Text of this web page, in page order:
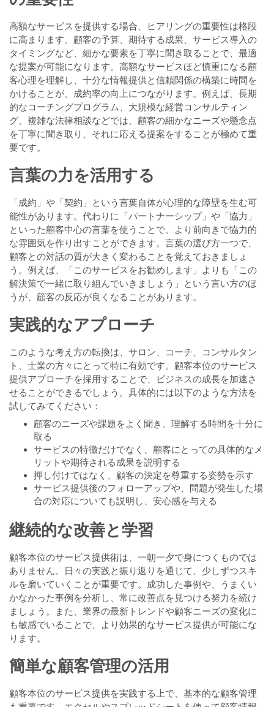
高額なサービスを提供する場合、ヒアリングの重要性は格段
に高まります。顧客の予算、期待する成果、サービス導入の
タイミングなど、細かな要素を丁寧に聞き取ることで、最適
な提案が可能になります。高額なサービスほど慎重になる顧
客心理を理解し、十分な情報提供と信頼関係の構築に時間を
かけることが、成約率の向上につながります。例えば、長期
的なコーチングプログラム、大規模な経営コンサルティン
グ、複雑な法律相談などでは、顧客の細かなニーズや懸念点
を丁寧に聞き取り、それに応える提案をすることが極めて重
要です。
言葉の力を活用する
「成約」や「契約」という言葉自体が心理的な障壁を生む可
能性があります。代わりに「パートナーシップ」や「協力」
といった顧客中心の言葉を使うことで、より前向きで協力的
な雰囲気を作り出すことができます。言葉の選び方一つで、
顧客との対話の質が大きく変わることを覚えておきましょ
う。例えば、「このサービスをお勧めします」よりも「この
解決策で一緒に取り組んでいきましょう」という言い方のほ
うが、顧客の反応が良くなることがあります。
実践的なアプローチ
このような考え方の転換は、サロン、コーチ、コンサルタン
ト、士業の方々にとって特に有効です。顧客本位のサービス
提供アプローチを採用することで、ビジネスの成長を加速さ
せることができるでしょう。具体的には以下のような方法を
試してみてください：
顧客のニーズや課題をよく聞き、理解する時間を十分に
取る
サービスの特徴だけでなく、顧客にとっての具体的なメ
リットや期待される成果を説明する
押し付けではなく、顧客の決定を尊重する姿勢を示す
サービス提供後のフォローアップや、問題が発生した場
合の対応についても説明し、安心感を与える
継続的な改善と学習
顧客本位のサービス提供術は、一朝一夕で身につくものでは
ありません。日々の実践と振り返りを通じて、少しずつスキ
ルを磨いていくことが重要です。成功した事例や、うまくい
かなかった事例を分析し、常に改善点を見つける努力を続け
ましょう。また、業界の最新トレンドや顧客ニーズの変化に
も敏感でいることで、より効果的なサービス提供が可能にな
ります。
簡単な顧客管理の活用
顧客本位のサービス提供を実践する上で、基本的な顧客管理